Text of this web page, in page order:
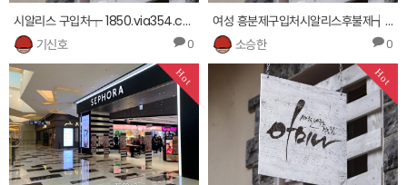
시알리스 구입처┯ 1850.via354.com ㎧스피트나이트 판매 사이트 ㎮
기신호
0
여성 흥분제구입처시알리스후불제┪ 3210.via354.com ∬섹스파 구입처섹스파 구입방법 ㎙
소승한
0
Hot Hot